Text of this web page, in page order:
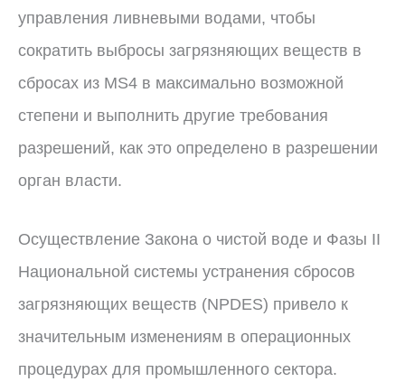
управления ливневыми водами, чтобы
сократить выбросы загрязняющих веществ в
сбросах из MS4 в максимально возможной
степени и выполнить другие требования
разрешений, как это определено в разрешении
орган власти.
Осуществление Закона о чистой воде и Фазы II
Национальной системы устранения сбросов
загрязняющих веществ (NPDES) привело к
значительным изменениям в операционных
процедурах для промышленного сектора.